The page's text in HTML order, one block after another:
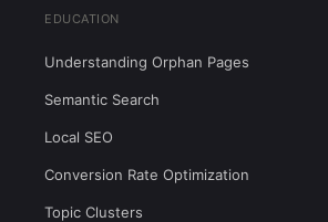
EDUCATION
Understanding Orphan Pages
Semantic Search
Local SEO
Conversion Rate Optimization
Topic Clusters